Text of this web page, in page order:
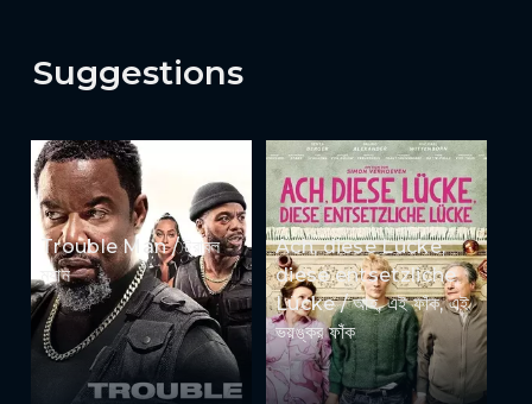
Suggestions
Trouble Man / ট্রাবল
ম্যান
Ach, diese Lücke,
diese entsetzliche
Lücke / আহ, এই ফাঁক, এই
ভয়ঙ্কর ফাঁক